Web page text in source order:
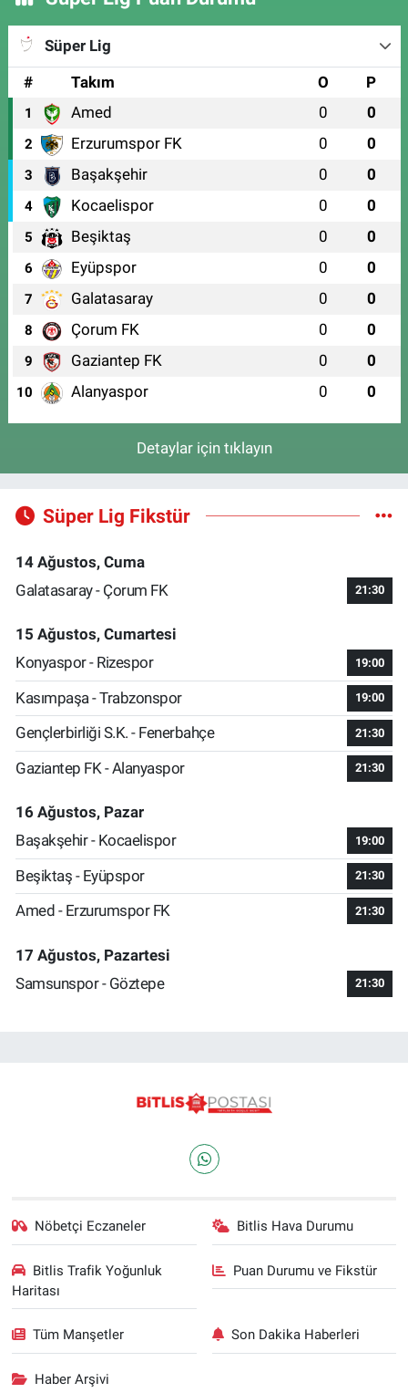
Süper Lig
#
Takım O P
1 Amed 0 0
2 Erzurumspor FK 0 0
3 Başakşehir 0 0
4 Kocaelispor 0 0
5 Beşiktaş 0 0
6 Eyüpspor 0 0
7 Galatasaray 0 0
8 Çorum FK 0 0
9 Gaziantep FK 0 0
10 Alanyaspor 0 0
Detaylar için tıklayın
Süper Lig Fikstür
14 Ağustos, Cuma
Galatasaray - Çorum FK
21:30
15 Ağustos, Cumartesi
Konyaspor - Rizespor
19:00
Kasımpaşa - Trabzonspor 19:00
Gençlerbirliği S.K. - Fenerbahçe 21:30
Gaziantep FK - Alanyaspor 21:30
16 Ağustos, Pazar
Başakşehir - Kocaelispor
19:00
Beşiktaş - Eyüpspor 21:30
Amed - Erzurumspor FK 21:30
17 Ağustos, Pazartesi
Samsunspor - Göztepe
21:30
Nöbetçi Eczaneler Bitlis Hava Durumu
Bitlis Trafik Yoğunluk
Haritası
Puan Durumu ve Fikstür
Tüm Manşetler Son Dakika Haberleri
Haber Arşivi